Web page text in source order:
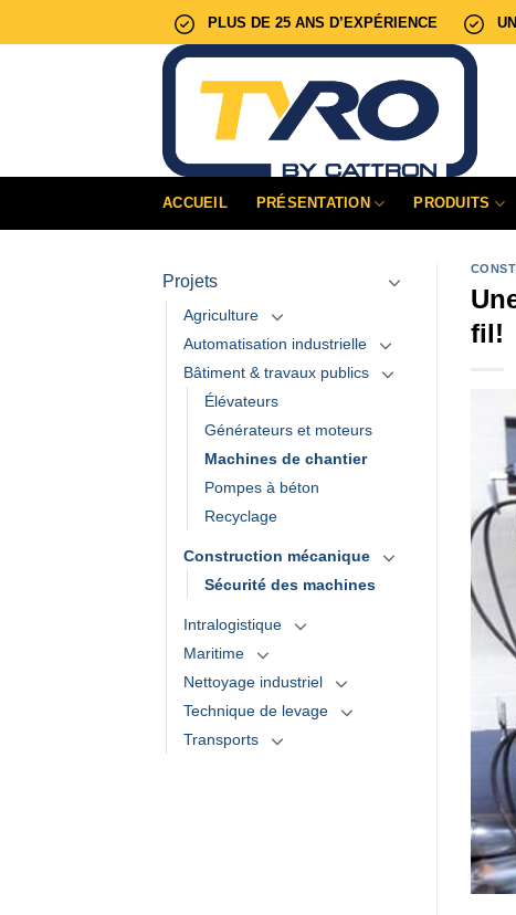
PLUS DE 25 ANS D’EXPÉRIENCE
ACCUEIL PRÉSENTATION PRODUITS
Projets
Agriculture
Automatisation industrielle
Bâtiment & travaux publics
Élévateurs
Générateurs et moteurs
Machines de chantier
Pompes à béton
Recyclage
Construction mécanique
Sécurité des machines
Intralogistique
Maritime
Nettoyage industriel
Technique de levage
Transports
fil!